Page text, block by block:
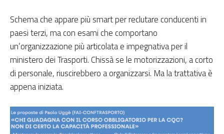
Schema che appare più smart per reclutare conducenti in
paesi terzi, ma con esami che comportano
un’organizzazione più articolata e impegnativa per il
ministero dei Trasporti. Chissà se le motorizzazioni, a corto
di personale, riuscirebbero a organizzarsi. Ma la trattativa è
appena iniziata.